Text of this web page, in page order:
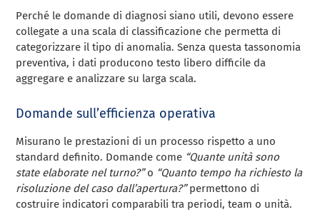
Perché le domande di diagnosi siano utili, devono essere
collegate a una scala di classificazione che permetta di
categorizzare il tipo di anomalia. Senza questa tassonomia
preventiva, i dati producono testo libero difficile da
aggregare e analizzare su larga scala.
Domande sull’efficienza operativa
Misurano le prestazioni di un processo rispetto a uno
standard definito. Domande come “Quante unità sono
state elaborate nel turno?”o “Quanto tempo ha richiesto la
risoluzione del caso dall’apertura?”permettono di
costruire indicatori comparabili tra periodi, team o unità.